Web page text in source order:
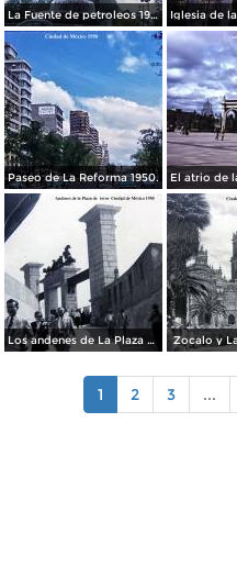
La Fuente de petroleos 1950.
Paseo de La Reforma 1950.
Los andenes de La Plaza de toros Ciudad de México 1950 Zocalo y
1 2 3 ...